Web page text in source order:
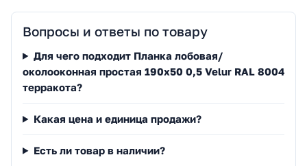
Вопросы и ответы по товару
Для чего подходит Планка лобовая/
околооконная простая 190х50 0,5 Velur RAL 8004
терракота?
Какая цена и единица продажи?
Есть ли товар в наличии?